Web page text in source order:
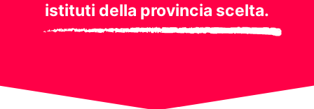
istituti della provincia scelta.